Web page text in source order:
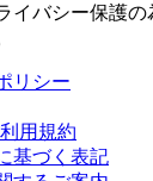
イバシー保護
リシー
用規約
基づく表記